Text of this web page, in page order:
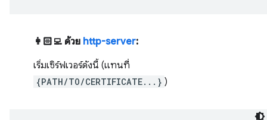
👩🏻‍💻 ด้วย http-server:
เริ่มเซิร์ฟเวอร์ดังนี้ (แทนที่
{PATH/TO/CERTIFICATE...} )